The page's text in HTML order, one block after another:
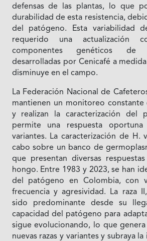
defensas de las plantas, lo que
durabilidad de esta resistencia,
del patógeno. Esta variabilidad
requerido una actualización
componentes genéticos de
desarrolladas por Cenicafé a
disminuye en el campo.
La Federación Nacional de
mantienen un monitoreo constante
y realizan la caracterización del
permite una respuesta
variantes. La caracterización de H.
cabo sobre un banco de
que presentan diversas
hongo. Entre 1983 y 2023, se han
del patógeno en Colombia, con
frecuencia y agresividad. La raza
sido predominante desde su
capacidad del patógeno para
sigue evolucionando, lo que
nuevas razas y variantes y subraya